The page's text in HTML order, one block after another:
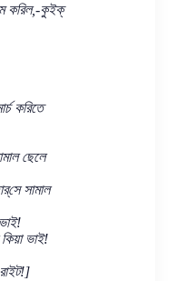
করিল,-কুইক্
করিতে
ছেলে
সামাল
ভাই!